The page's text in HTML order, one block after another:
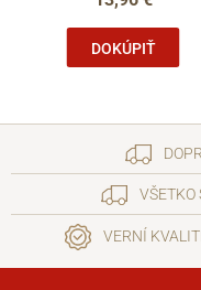
DOKÚPIŤ
VERNÍ